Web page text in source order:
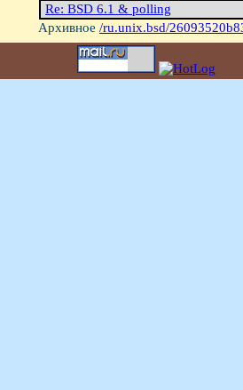
Re: BSD 6.1 & polling
Архивное /ru.unix.bsd/